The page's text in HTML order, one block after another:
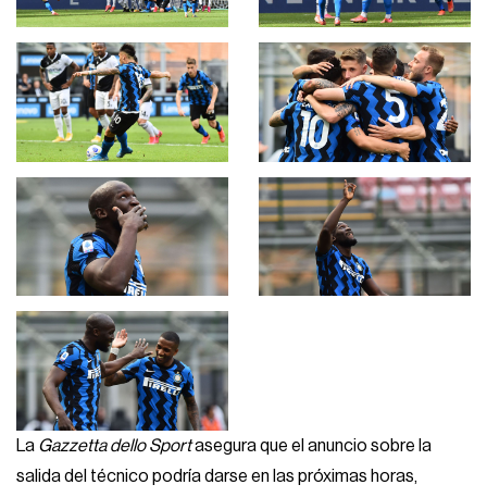
La Gazzetta dello Sportasegura que el anuncio sobre la
salida del técnico podría darse en las próximas horas,